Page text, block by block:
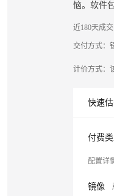
恼。软件
近180天成交
交付方式：
计价方式：
快速
付费
配置详
镜像